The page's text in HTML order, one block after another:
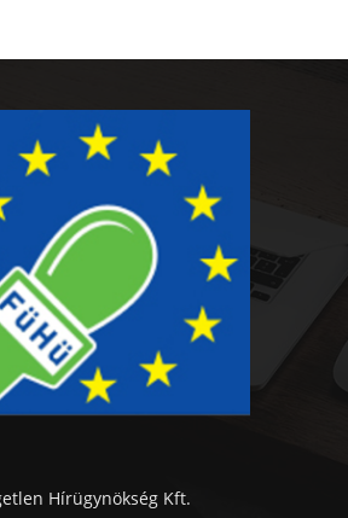
Hírügynökség Kft.